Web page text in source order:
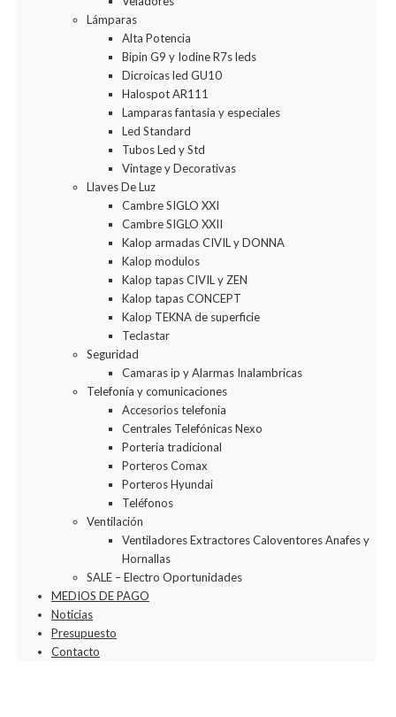
Lámparas
Alta Potencia
Bipin G9 y Iodine R7s leds
Dicroicas led GU10
Halospot AR111
Lamparas fantasia y especiales
Led Standard
Tubos Led y Std
Vintage y Decorativas
Llaves De Luz
Cambre SIGLO XXI
Cambre SIGLO XXII
Kalop armadas CIVIL y DONNA
Kalop modulos
Kalop tapas CIVIL y ZEN
Kalop tapas CONCEPT
Kalop TEKNA de superficie
Teclastar
Seguridad
Camaras ip y Alarmas Inalambricas
Telefonía y comunicaciones
Accesorios telefonia
Centrales Telefónicas Nexo
Porteria tradicional
Porteros Comax
Porteros Hyundai
Teléfonos
Ventilación
Ventiladores Extractores Caloventores Anafes y
Hornallas
SALE – Electro Oportunidades
MEDIOS DE PAGO
Noticias
Presupuesto
Contacto